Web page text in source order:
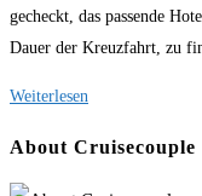
gecheckt, das passende
Dauer der Kreuzfahrt, zu
Weiterlesen
Hotel
About Cruisecouple